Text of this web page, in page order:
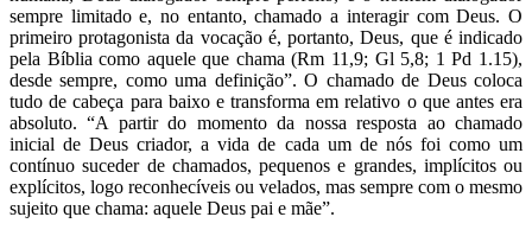
sempre limitado e, no entanto, chamado a interagir com Deus. O
primeiro protagonista da vocação é, portanto, Deus, que é indicado
pela Bíblia como aquele que chama (Rm 11,9; Gl 5,8; 1 Pd 1.15),
desde sempre, como uma definição”. O chamado de Deus coloca
tudo de cabeça para baixo e transforma em relativo o que antes era
absoluto. “A partir do momento da nossa resposta ao chamado
inicial de Deus criador, a vida de cada um de nós foi como um
contínuo suceder de chamados, pequenos e grandes, implícitos ou
explícitos, logo reconhecíveis ou velados, mas sempre com o mesmo
sujeito que chama: aquele Deus pai e mãe”.